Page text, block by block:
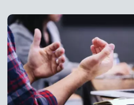
CASTING TVN VERTICAL
TVN VERTICAL
TVN PLAY
PROGRAMAS
Artículos relacionados con Educación